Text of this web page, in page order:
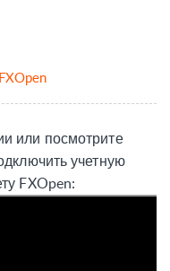
или посмотрите
учетную
FXOpen: